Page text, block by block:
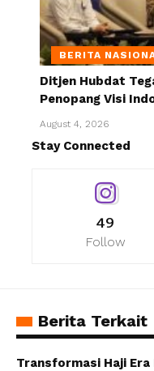
BERITA
Ditjen Hubdat
Penopang Visi
August 4, 2026
Stay Connected
49
Follow
Berita Terkait
Transformasi Haji Era